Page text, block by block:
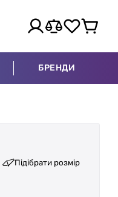
БРЕНДИ
Підібрати розмір